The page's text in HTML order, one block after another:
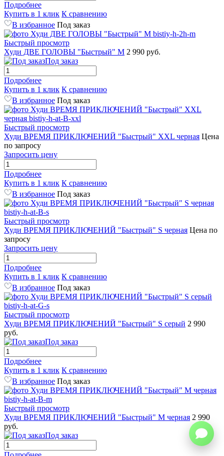
Подробнее
Купить в 1 клик К сравнению
В избранное Под заказ
Быстрый просмотр
Худи ДВЕ ГОЛОВЫ "Быстрый" M 2 990 руб.
Под заказ
Подробнее
Купить в 1 клик К сравнению
В избранное Под заказ
Быстрый просмотр
Худи ВРЕМЯ ПРИКЛЮЧЕНИЙ "Быстрый" XXL черная Цена
по запросу
Запросить цену
Подробнее
Купить в 1 клик К сравнению
В избранное Под заказ
Быстрый просмотр
Худи ВРЕМЯ ПРИКЛЮЧЕНИЙ "Быстрый" S черная Цена по
запросу
Запросить цену
Подробнее
Купить в 1 клик К сравнению
В избранное Под заказ
Быстрый просмотр
Худи ВРЕМЯ ПРИКЛЮЧЕНИЙ "Быстрый" S серый 2 990
руб.
Под заказ
Подробнее
Купить в 1 клик К сравнению
В избранное Под заказ
Быстрый просмотр
Худи ВРЕМЯ ПРИКЛЮЧЕНИЙ "Быстрый" M черная 2 990
руб.
Под заказ